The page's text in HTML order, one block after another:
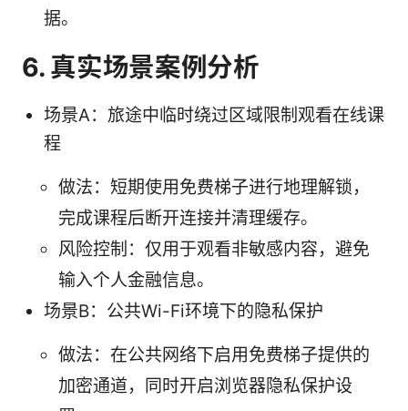
据。
6. 真实场景案例分析
场景A：旅途中临时绕过区域限制观看在线课
程
做法：短期使用免费梯子进行地理解锁，
完成课程后断开连接并清理缓存。
风险控制：仅用于观看非敏感内容，避免
输入个人金融信息。
场景B：公共Wi-Fi环境下的隐私保护
做法：在公共网络下启用免费梯子提供的
加密通道，同时开启浏览器隐私保护设